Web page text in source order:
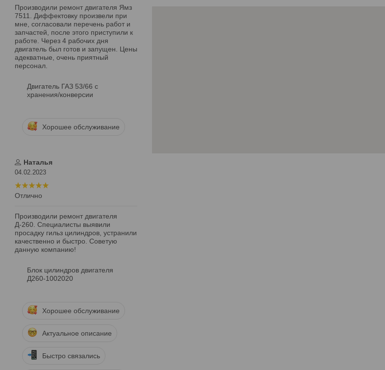
Производили ремонт двигателя Ямз
7511. Диффектовку произвели при
мне, согласовали перечень работ и
запчастей, после этого приступили к
работе. Через 4 рабочих дня
двигатель был готов и запущен. Цены
адекватные, очень приятный
персонал.
Двигатель ГАЗ 53/66 с
хранения/конверсии
Хорошее обслуживание
Наталья
04.02.2023
Отлично
Производили ремонт двигателя
Д-260. Специалисты выявили
просадку гильз цилиндров, устранили
качественно и быстро. Советую
данную компанию!
Блок цилиндров двигателя
Д260-1002020
Хорошее обслуживание
Актуальное описание
Быстро связались